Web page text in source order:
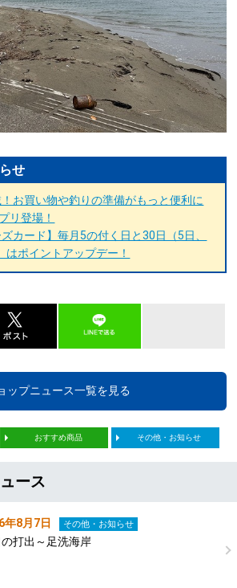
せ
！お買い物や釣りの準備がもっと便利に
リ登場！
カード】毎月5の付く日と30日（5日、
ポイントアップデー！
ップニュース一覧を見る
おすすめ商品 その他・お知らせ
ース
年8月7日 その他・お知らせ
打出～足洗海岸